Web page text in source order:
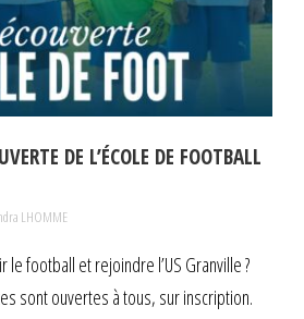
DE L’ÉCOLE DE FOOTBALL
LHOMME
le football et rejoindre l’US Granville ?
sont ouvertes à tous, sur inscription.